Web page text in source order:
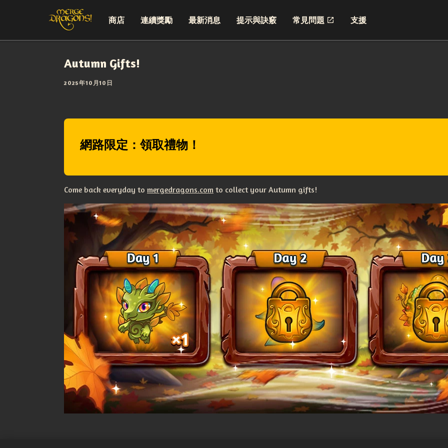
商店 連續獎勵 最新消息 提示與訣竅 常見問題 支援
Autumn Gifts!
2025年10月10日
網路限定：領取禮物！
Come back everyday to mergedragons.com to collect your Autumn gifts!